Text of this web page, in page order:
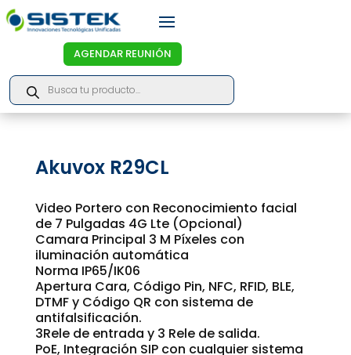
AGENDAR REUNIÓN
Products
search
Akuvox R29CL
Video Portero con Reconocimiento facial
de 7 Pulgadas 4G Lte (Opcional)
Camara Principal 3 M Píxeles con
iluminación automática
Norma IP65/IK06
Apertura Cara, Código Pin, NFC, RFID, BLE,
DTMF y Código QR con sistema de
antifalsificación.
3Rele de entrada y 3 Rele de salida.
PoE, Integración SIP con cualquier sistema